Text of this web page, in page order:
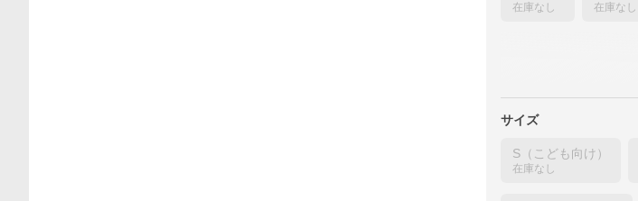
在庫なし 在庫なし
サイズ
S（こども向け）
在庫なし